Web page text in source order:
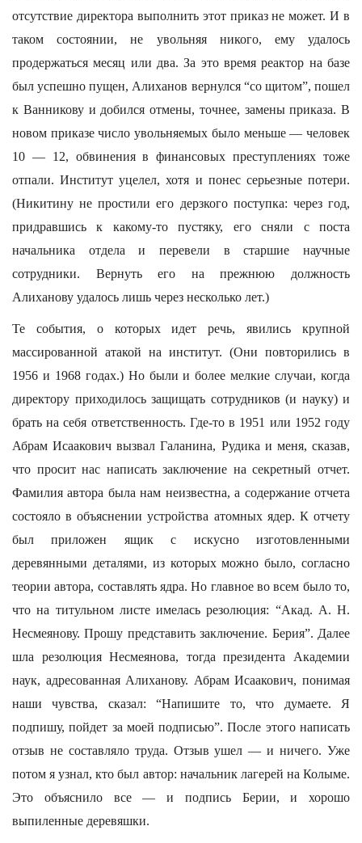
отсутствие директора выполнить этот приказ не может. И в
таком состоянии, не увольняя никого, ему удалось
продержаться месяц или два. За это время реактор на базе
был успешно пущен, Алиханов вернулся “со щитом”, пошел
к Ванникову и добился отмены, точнее, замены приказа. В
новом приказе число увольняемых было меньше — человек
10 — 12, обвинения в финансовых преступлениях тоже
отпали. Институт уцелел, хотя и понес серьезные потери.
(Никитину не простили его дерзкого поступка: через год,
придравшись к какому-то пустяку, его сняли с поста
начальника отдела и перевели в старшие научные
сотрудники. Вернуть его на прежнюю должность
Алиханову удалось лишь через несколько лет.)
Те события, о которых идет речь, явились крупной
массированной атакой на институт. (Они повторились в
1956 и 1968 годах.) Но были и более мелкие случаи, когда
директору приходилось защищать сотрудников (и науку) и
брать на себя ответственность. Где-то в 1951 или 1952 году
Абрам Исаакович вызвал Галанина, Рудика и меня, сказав,
что просит нас написать заключение на секретный отчет.
Фамилия автора была нам неизвестна, а содержание отчета
состояло в объяснении устройства атомных ядер. К отчету
был приложен ящик с искусно изготовленными
деревянными деталями, из которых можно было, согласно
теории автора, составлять ядра. Но главное во всем было то,
что на титульном листе имелась резолюция: “Акад. А. Н.
Несмеянову. Прошу представить заключение. Берия”. Далее
шла резолюция Несмеянова, тогда президента Академии
наук, адресованная Алиханову. Абрам Исаакович, понимая
наши чувства, сказал: “Напишите то, что думаете. Я
подпишу, пойдет за моей подписью”. После этого написать
отзыв не составляло труда. Отзыв ушел — и ничего. Уже
потом я узнал, кто был автор: начальник лагерей на Колыме.
Это объяснило все — и подпись Берии, и хорошо
выпиленные деревяшки.